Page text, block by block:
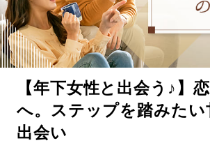
【年下女性と出会う♪】
へ。ステップを踏みたい
出会い